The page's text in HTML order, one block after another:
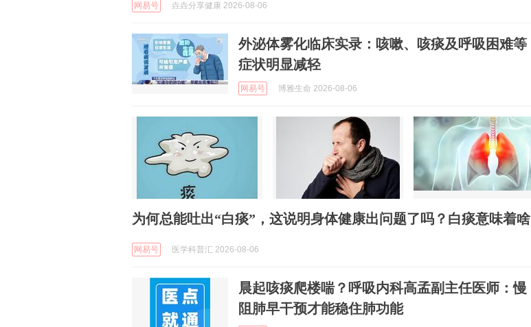
网易号 垚垚分享健康 2026-08-06
外泌体雾化临床实录：咳嗽、咳痰及呼吸困难等
症状明显减轻
网易号 博雅生命 2026-08-06
为何总能吐出“白痰”，这说明身体健康出问题了吗？白痰意味着啥
网易号 医学科普汇 2026-08-06
晨起咳痰爬楼喘？呼吸内科高孟副主任医师：慢
阻肺早干预才能稳住肺功能